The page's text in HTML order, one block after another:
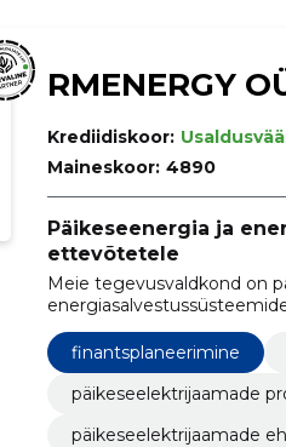
RMENERGY
Krediidiskoor:
Maineskoor: 4890
Päikeseenergia ja
ettevõtetele
Meie tegevusvaldkond on
finantsplaneerimine
päikeseelektrijaamade
päikeseelektrijaamade